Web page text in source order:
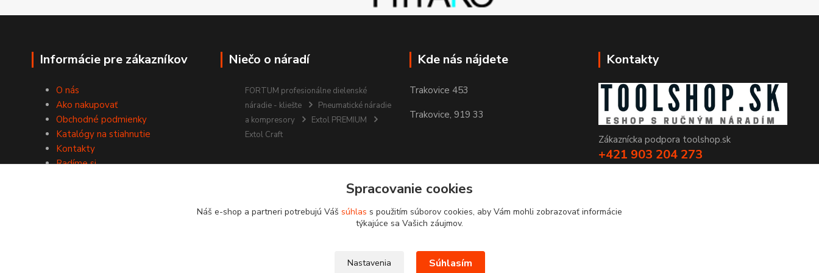
Informácie pre zákazníkov
O nás
Ako nakupovať
Obchodné podmienky
Katalógy na stiahnutie
Kontakty
Radíme si
Niečo o náradí
FORTUM profesionálne dielenské
náradie - kliešte
Pneumatické náradie
a kompresory
Extol PREMIUM
Extol Craft
Kde nás nájdete
Trakovice 453
Trakovice, 919 33
Kontakty
Zákaznícka podpora toolshop.sk
+421 903 204 273
Spracovanie cookies
Náš e-shop a partneri potrebujú Váš súhlas s použitím súborov cookies, aby Vám mohli zobrazovať informácie
týkajúce sa Vašich záujmov.
Nastavenia Súhlasím